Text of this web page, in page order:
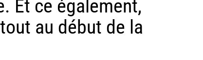
Et ce également,
au début de la